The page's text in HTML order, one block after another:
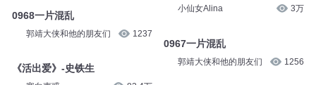
0968一片混乱
郭靖大侠和他的朋友们 1237
《活出爱》-史铁生
小仙女Alina 3万
0967一片混乱
郭靖大侠和他的朋友们 1256